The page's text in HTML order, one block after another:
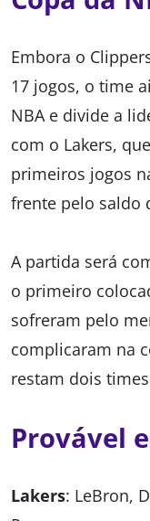
Embora o
17 jogos, o time
NBA e divide a
com o Lakers,
primeiros jogos
frente pelo saldo
A partida será
o primeiro
sofreram pelo
complicaram na
restam dois
Provável
Lakers: LeBron,